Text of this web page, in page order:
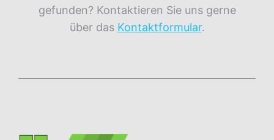
gefunden? Kontaktieren Sie uns gerne
über das Kontaktformular.